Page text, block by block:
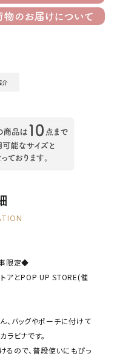
介
事限定◆
アとPOP UP STORE(催
、バッグやポーチに付けて
ラビナです。
るので、普段使いにもぴっ